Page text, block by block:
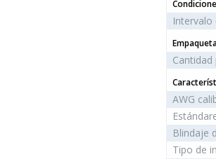
AWG
Blindaje
Tipo de